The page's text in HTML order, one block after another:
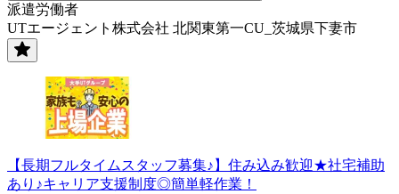
派遣労働者
UTエージェント株式会社 北関東第一CU_茨城県下妻市
【長期フルタイムスタッフ募集♪】住み込み歓迎★社宅補助
あり♪キャリア支援制度◎簡単軽作業！